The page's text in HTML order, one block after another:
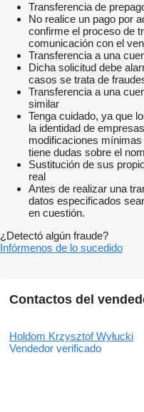
Transferencia de
No realice un pago por
confirme el proceso de
comunicación con el
Transferencia a una
Dicha solicitud debe
casos se trata de
Transferencia a una
similar
Tenga cuidado, ya que
la identidad de
modificaciones
tiene dudas sobre el
Sustitución de sus
real
Antes de realizar una
datos especificados
en cuestión.
¿Detectó algún fraude?
Infórmenos de lo sucedido
Contactos del
Holdom Krzysztof Wyłucki
Vendedor verificado